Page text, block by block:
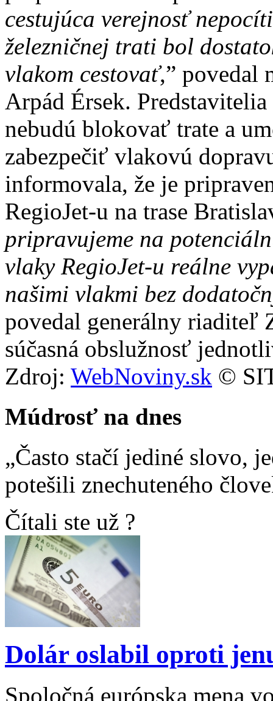
cestujúca verejnosť
železničnej trati bol
vlakom cestovať,” povedal
Arpád Érsek.
nebudú blokovať trate a
zabezpečiť vlakovú
informovala, že je
RegioJet-u na trase
pripravujeme na
vlaky RegioJet-u reálne
našimi vlakmi bez
povedal generálny riaditeľ
súčasná obslužnosť
Zdroj: WebNoviny.sk ©
Múdrosť na dnes
„Často stačí jediné slovo,
potešili znechuteného
Čítali ste už ?
Dolár oslabil oproti
Spoločná európska mena